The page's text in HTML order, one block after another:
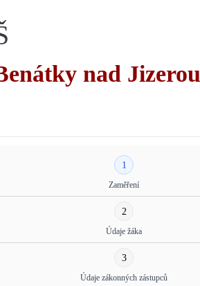
nad
1
Zaměření
2
Údaje žáka
3
Údaje zákonných zástupců